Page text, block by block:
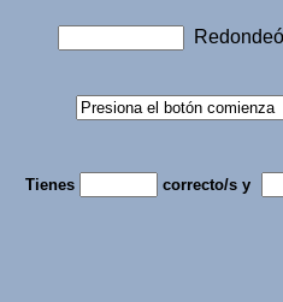
Tienes correcto/s y